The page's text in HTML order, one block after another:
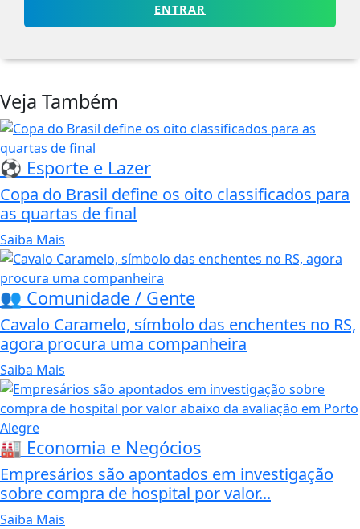
ENTRAR
Veja Também
⚽ Esporte e Lazer
Copa do Brasil define os oito classificados para
as quartas de final
Saiba Mais
👥 Comunidade / Gente
Cavalo Caramelo, símbolo das enchentes no RS,
agora procura uma companheira
Saiba Mais
🏭 Economia e Negócios
Empresários são apontados em investigação
sobre compra de hospital por valor...
Saiba Mais